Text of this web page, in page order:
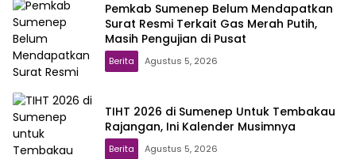
Pemkab Sumenep Belum Mendapatkan
Surat Resmi Terkait Gas Merah Putih,
Masih Pengujian di Pusat
Berita Agustus 5, 2026
TIHT 2026 di Sumenep Untuk Tembakau
Rajangan, Ini Kalender Musimnya
Berita Agustus 5, 2026